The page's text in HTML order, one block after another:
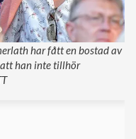
har fått en bostad av
han inte tillhör